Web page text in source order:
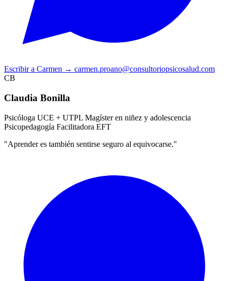
Escribir a Carmen → carmen.proano@consultoriopsicosalud.com
CB
Claudia Bonilla
Psicóloga UCE + UTPL Magíster en niñez y adolescencia
Psicopedagogía Facilitadora EFT
"Aprender es también sentirse seguro al equivocarse."